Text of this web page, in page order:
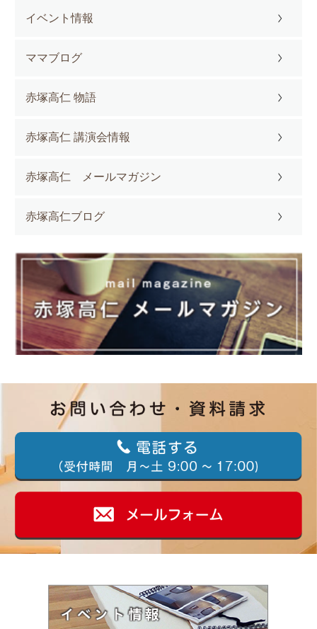
イベント情報
ママブログ
赤塚高仁 物語
赤塚高仁 講演会情報
赤塚高仁 メールマガジン
赤塚高仁ブログ